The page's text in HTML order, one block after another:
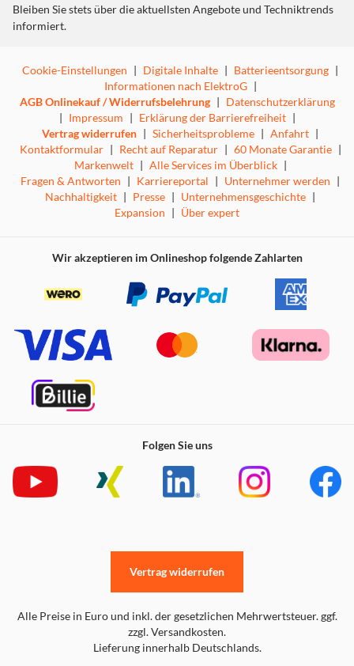
· Nennspannung (Uo/U): AC 0,6/1,0 kV / DC 0,9/1,5 kV
· Wechselspannungsprüfung: AC 6,5 kV
· Maximaltemperatur am Leiter: 120 °C
· Warenliste: 1 x rot und 1 x schwarz
Bleiben Sie stets über die aktuellsten Angebote und Techniktrends
informiert.
Cookie-Einstellungen | Digitale Inhalte | Batterieentsorgung |
Informationen nach ElektroG |
AGB Onlinekauf / Widerrufsbelehrung | Datenschutzerklärung
| Impressum | Erklärung der Barrierefreiheit |
Vertrag widerrufen | Sicherheitsprobleme | Anfahrt |
Kontaktformular | Recht auf Reparatur | 60 Monate Garantie |
Markenwelt | Alle Services im Überblick |
Fragen & Antworten | Karriereportal | Unternehmer werden |
Nachhaltigkeit | Presse | Unternehmensgeschichte |
Expansion | Über expert
Wir akzeptieren im Onlineshop folgende Zahlarten
Folgen Sie uns
Alle Preise in Euro und inkl. der gesetzlichen Mehrwertsteuer. ggf.
zzgl. Versandkosten.
Lieferung innerhalb Deutschlands.
Vertrag widerrufen